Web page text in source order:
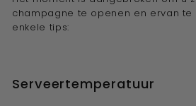
champagne te openen en ervan te
enkele tips:
Serveertemperatuur